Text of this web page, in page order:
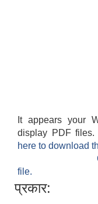
It appears your
display PDF files.
here to download
file.
प्रकार: